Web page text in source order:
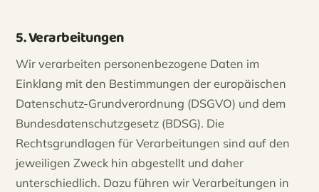
5. Verarbeitungen
Wir verarbeiten personenbezogene Daten im
Einklang mit den Bestimmungen der europäischen
Datenschutz-Grundverordnung (DSGVO) und dem
Bundesdatenschutzgesetz (BDSG). Die
Rechtsgrundlagen für Verarbeitungen sind auf den
jeweiligen Zweck hin abgestellt und daher
unterschiedlich. Dazu führen wir Verarbeitungen in